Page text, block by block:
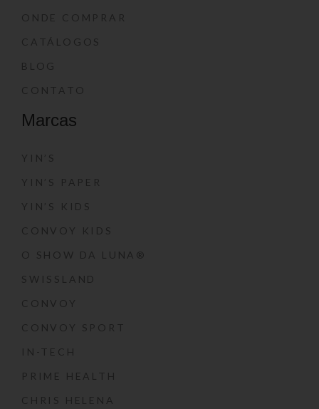
ONDE COMPRAR
CATÁLOGOS
BLOG
CONTATO
Marcas
YIN’S
YIN’S PAPER
YIN’S KIDS
CONVOY KIDS
O SHOW DA LUNA®
SWISSLAND
CONVOY
CONVOY SPORT
IN-TECH
PRIME HEALTH
CHRIS HELENA